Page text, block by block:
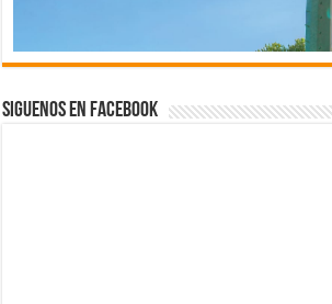
Siguenos en Facebook